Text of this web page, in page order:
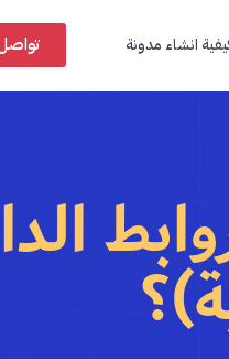
انشاء مدونة